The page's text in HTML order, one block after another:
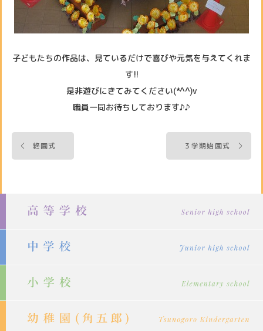
子どもたちの作品は、見ているだけで喜びや元気を与えてくれま
す!!
是非遊びにきてみてください(*^^)v
職員一同お待ちしております♪♪
投
稿
終園式 ３学期始園式